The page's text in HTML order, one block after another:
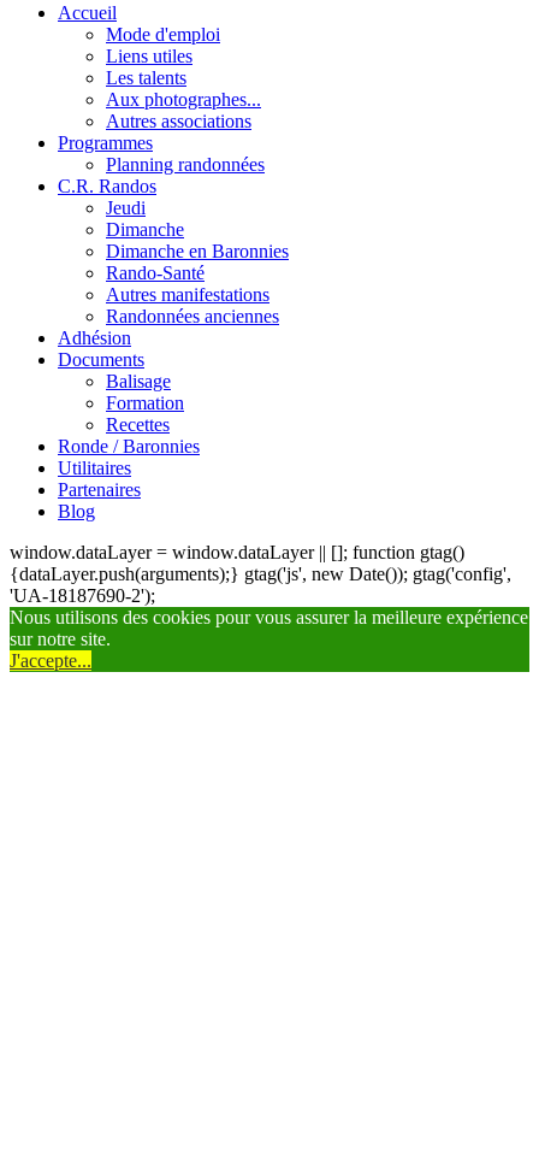
Accueil
Mode d'emploi
Liens utiles
Les talents
Aux photographes...
Autres associations
Programmes
Planning randonnées
C.R. Randos
Jeudi
Dimanche
Dimanche en Baronnies
Rando-Santé
Autres manifestations
Randonnées anciennes
Adhésion
Documents
Balisage
Formation
Recettes
Ronde / Baronnies
Utilitaires
Partenaires
Blog
window.dataLayer = window.dataLayer || []; function gtag()
{dataLayer.push(arguments);} gtag('js', new Date()); gtag('config',
'UA-18187690-2');
Nous utilisons des cookies pour vous assurer la meilleure expérience
sur notre site.
J'accepte...